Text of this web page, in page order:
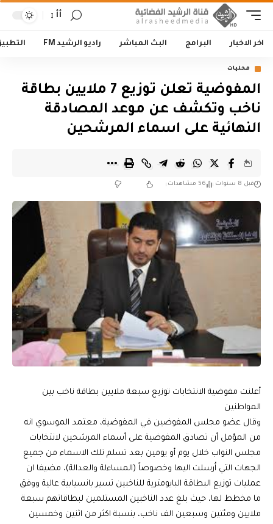
أأ
اخر الاخبار البرامج البث المباشر راديو الرشيد FM
محليات
المفوضية تعلن توزيع 7 ملايين بطاقة
ناخب وتكشف عن موعد المصادقة
النهائية على اسماء المرشحين
قبل 8 سنوات 56 مشاهدات
أعلنت مفوضية الانتخابات توزيع سبعة ملايين بطاقة ناخب بين
المواطنين
وقال عضو مجلس المفوضين في المفوضية، معتمد الموسوي انه
من المؤمل أن تصادق المفوضية على أسماء المرشحين لانتخابات
مجلس النواب خلال يوم أو يومين بعد تسلم تلك الاسماء من جميع
الجهات التي اُرسلت اليها وخصوصاً (المساءلة والعدالة)، مضيفا ان
عمليات توزيع البطاقة البايومترية للناخبين تسير بانسيابية عالية ووفق
ما مخطط لها، حيث بلغ عدد الناخبين المستلمين لبطاقاتهم سبعة
ملايين ومئتين وسبعين الف ناخب، بنسبة اكثر من اثنين وخمسين